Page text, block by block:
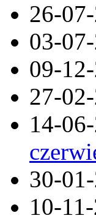
26-
03-
09-
27-
14-
30-
10-